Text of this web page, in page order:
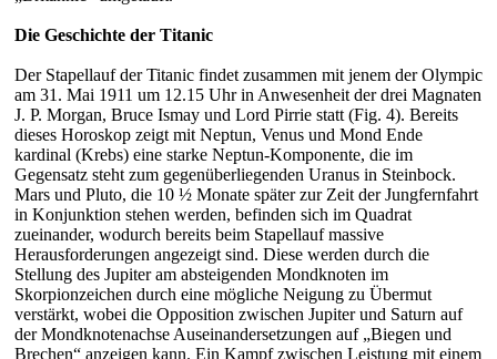
Die Geschichte der Titanic
Der Stapellauf der Titanic findet zusammen mit jenem der Olympic
am 31. Mai 1911 um 12.15 Uhr in Anwesenheit der drei Magnaten
J. P. Morgan, Bruce Ismay und Lord Pirrie statt (Fig. 4). Bereits
dieses Horoskop zeigt mit Neptun, Venus und Mond Ende
kardinal (Krebs) eine starke Neptun-Komponente, die im
Gegensatz steht zum gegenüberliegenden Uranus in Steinbock.
Mars und Pluto, die 10 ½ Monate später zur Zeit der Jungfernfahrt
in Konjunktion stehen werden, befinden sich im Quadrat
zueinander, wodurch bereits beim Stapellauf massive
Herausforderungen angezeigt sind. Diese werden durch die
Stellung des Jupiter am absteigenden Mondknoten im
Skorpionzeichen durch eine mögliche Neigung zu Übermut
verstärkt, wobei die Opposition zwischen Jupiter und Saturn auf
der Mondknotenachse Auseinandersetzungen auf „Biegen und
Brechen“ anzeigen kann. Ein Kampf zwischen Leistung mit einem